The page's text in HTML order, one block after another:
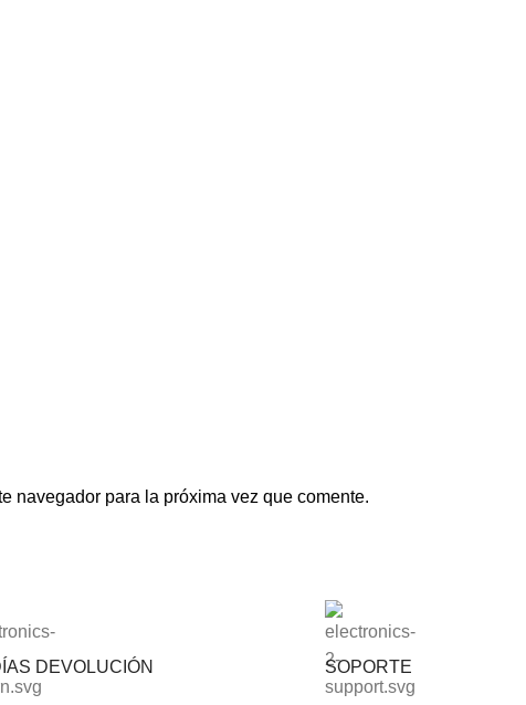
navegador para la próxima vez que comente.
DEVOLUCIÓN SOPORTE